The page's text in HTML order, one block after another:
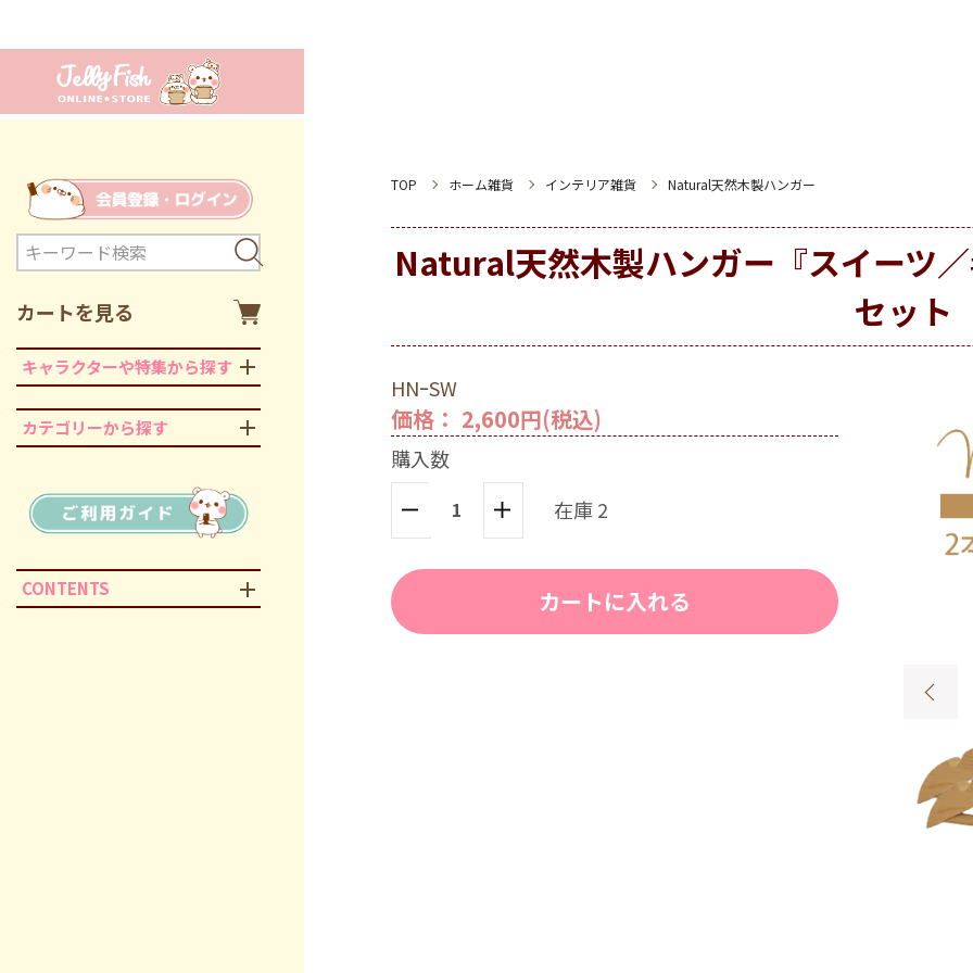
カートを見る
キャラクターや特集から探す
カテゴリーから探す
CONTENTS
TOP ホーム雑貨 インテリア雑貨 Natural天然木製ハンガー
Natural天然木製ハンガー『スイーツ
セット
HNｰSW
価格： 2,600円(税込)
購入数
在庫 2
カートに入れる